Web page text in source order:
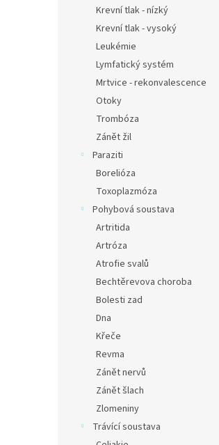
Krevní tlak - nízký
Krevní tlak - vysoký
Leukémie
Lymfatický systém
Mrtvice - rekonvalescence
Otoky
Trombóza
Zánět žil
Paraziti
Borelióza
Toxoplazmóza
Pohybová soustava
Artritida
Artróza
Atrofie svalů
Bechtěrevova choroba
Bolesti zad
Dna
Křeče
Revma
Zánět nervů
Zánět šlach
Zlomeniny
Trávící soustava